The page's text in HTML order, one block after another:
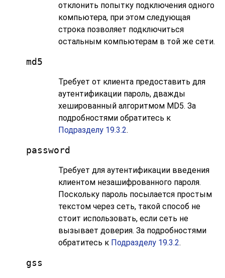
отклонить попытку подключения одного
компьютера, при этом следующая
строка позволяет подключиться
остальным компьютерам в той же сети.
md5
Требует от клиента предоставить для
аутентификации пароль, дважды
хешированный алгоритмом MD5. За
подробностями обратитесь к
Подразделу 19.3.2.
password
Требует для аутентификации введения
клиентом незашифрованного пароля.
Поскольку пароль посылается простым
текстом через сеть, такой способ не
стоит использовать, если сеть не
вызывает доверия. За подробностями
обратитесь к Подразделу 19.3.2.
gss